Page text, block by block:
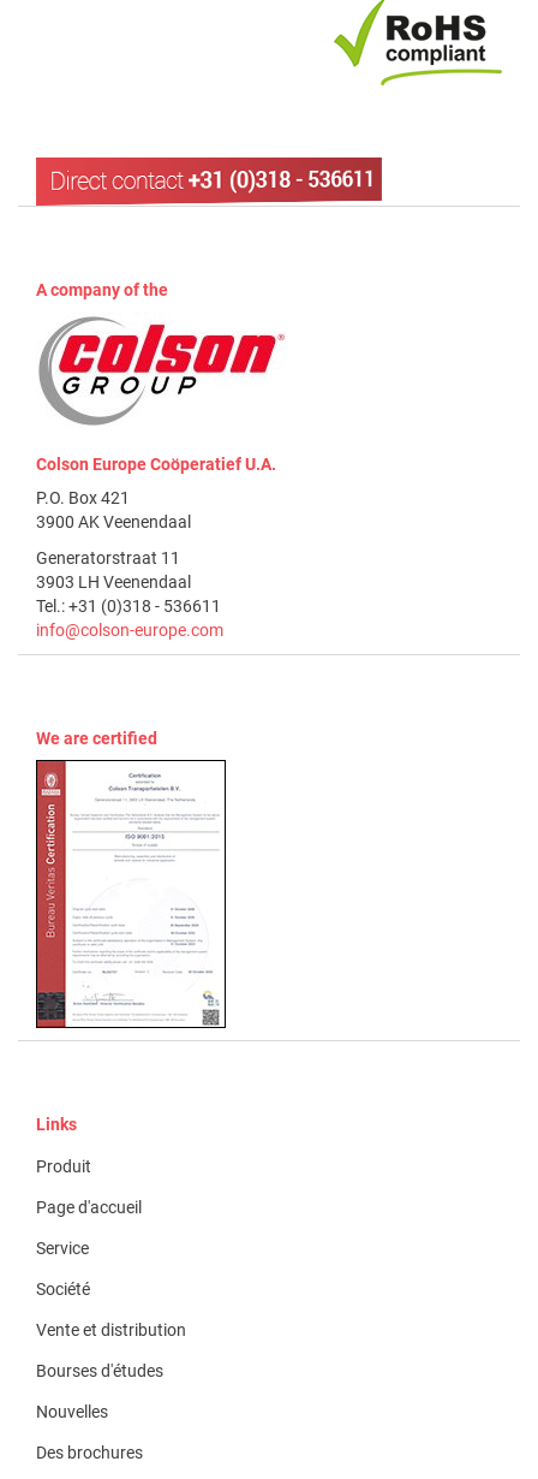
A company of the
Colson Europe Coöperatief U.A.
P.O. Box 421
3900 AK Veenendaal
Generatorstraat 11
3903 LH Veenendaal
Tel.: +31 (0)318 - 536611
info@colson-europe.com
We are certified
Links
Produit
Page d'accueil
Service
Société
Vente et distribution
Bourses d'études
Nouvelles
Des brochures